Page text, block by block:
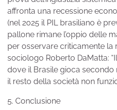
affronta una recessione
(nel 2025 il PIL brasiliano è
pallone rimane l’oppio delle
per osservare criticamente la
sociologo Roberto DaMatta:
dove il Brasile gioca
il resto della società non
5. Conclusione